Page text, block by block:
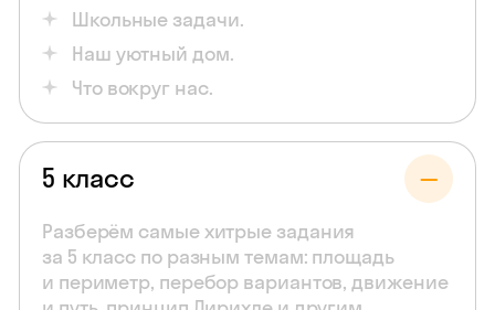
Школьные задачи.
Наш уютный дом.
Что вокруг нас.
5 класс
Разберём самые хитрые задания
за 5 класс по разным темам: площадь
и периметр, перебор вариантов, движение